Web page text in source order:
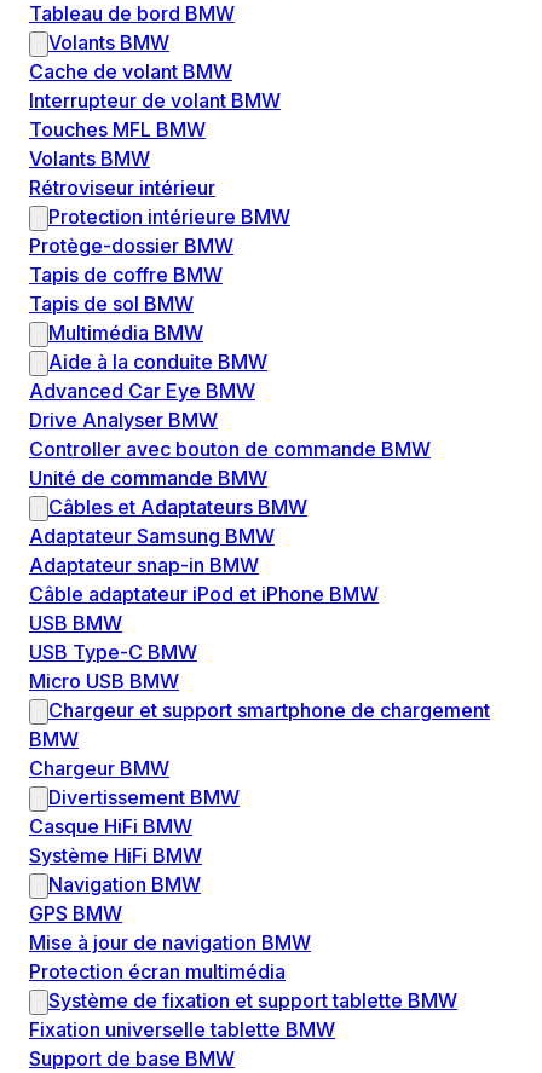
Tableau de bord BMW
Volants BMW
Cache de volant BMW
Interrupteur de volant BMW
Touches MFL BMW
Volants BMW
Rétroviseur intérieur
Protection intérieure BMW
Protège-dossier BMW
Tapis de coffre BMW
Tapis de sol BMW
Multimédia BMW
Aide à la conduite BMW
Advanced Car Eye BMW
Drive Analyser BMW
Controller avec bouton de commande BMW
Unité de commande BMW
Câbles et Adaptateurs BMW
Adaptateur Samsung BMW
Adaptateur snap-in BMW
Câble adaptateur iPod et iPhone BMW
USB BMW
USB Type-C BMW
Micro USB BMW
Chargeur et support smartphone de chargement
BMW
Chargeur BMW
Divertissement BMW
Casque HiFi BMW
Système HiFi BMW
Navigation BMW
GPS BMW
Mise à jour de navigation BMW
Protection écran multimédia
Système de fixation et support tablette BMW
Fixation universelle tablette BMW
Support de base BMW